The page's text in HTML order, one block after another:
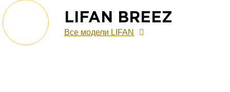
LIFAN BREEZ
Все модели LIFAN